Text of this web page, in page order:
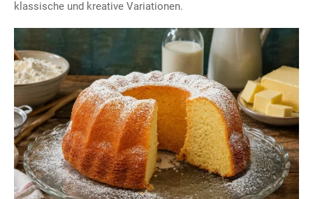
klassische und kreative Variationen.